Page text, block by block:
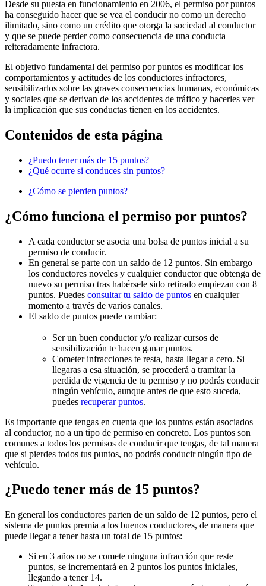
Desde su puesta en funcionamiento en 2006, el permiso por puntos
ha conseguido hacer que se vea el conducir no como un derecho
ilimitado, sino como un crédito que otorga la sociedad al conductor
y que se puede perder como consecuencia de una conducta
reiteradamente infractora.
El objetivo fundamental del permiso por puntos es modificar los
comportamientos y actitudes de los conductores infractores,
sensibilizarlos sobre las graves consecuencias humanas, económicas
y sociales que se derivan de los accidentes de tráfico y hacerles ver
la implicación que sus conductas tienen en los accidentes.
Contenidos de esta página
¿Puedo tener más de 15 puntos?
¿Qué ocurre si conduces sin puntos?
¿Cómo se pierden puntos?
¿Cómo funciona el permiso por puntos?
A cada conductor se asocia una bolsa de puntos inicial a su
permiso de conducir.
En general se parte con un saldo de 12 puntos. Sin embargo
los conductores noveles y cualquier conductor que obtenga de
nuevo su permiso tras habérsele sido retirado empiezan con 8
puntos. Puedes consultar tu saldo de puntos en cualquier
momento a través de varios canales.
El saldo de puntos puede cambiar:
Ser un buen conductor y/o realizar cursos de
sensibilización te hacen ganar puntos.
Cometer infracciones te resta, hasta llegar a cero. Si
llegaras a esa situación, se procederá a tramitar la
perdida de vigencia de tu permiso y no podrás conducir
ningún vehículo, aunque antes de que esto suceda,
puedes recuperar puntos.
Es importante que tengas en cuenta que los puntos están asociados
al conductor, no a un tipo de permiso en concreto. Los puntos son
comunes a todos los permisos de conducir que tengas, de tal manera
que si pierdes todos tus puntos, no podrás conducir ningún tipo de
vehículo.
¿Puedo tener más de 15 puntos?
En general los conductores parten de un saldo de 12 puntos, pero el
sistema de puntos premia a los buenos conductores, de manera que
puede llegar a tener hasta un total de 15 puntos:
Si en 3 años no se comete ninguna infracción que reste
puntos, se incrementará en 2 puntos los puntos iniciales,
llegando a tener 14.